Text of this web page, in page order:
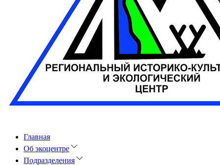
Главная
Об экоцентре
Подразделения